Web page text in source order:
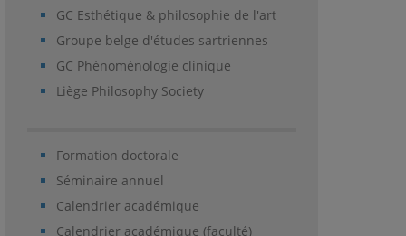
GC Esthétique & philosophie de l'art
Groupe belge d'études sartriennes
GC Phénoménologie clinique
Liège Philosophy Society
Formation doctorale
Séminaire annuel
Calendrier académique
Calendrier académique (faculté)